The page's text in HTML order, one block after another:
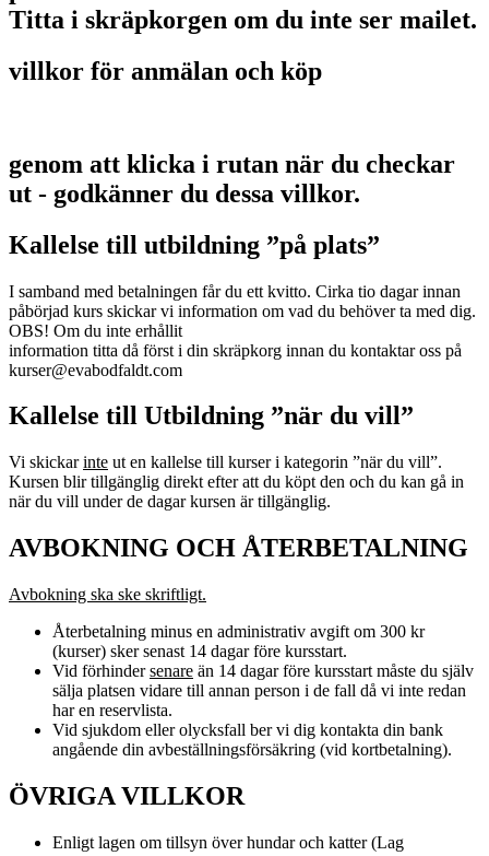
Titta i skräpkorgen om du inte ser mailet.
villkor för anmälan och köp
genom att klicka i rutan när du checkar
ut - godkänner du dessa villkor.
Kallelse till utbildning ”på plats”
I samband med betalningen får du ett kvitto. Cirka tio dagar innan
påbörjad kurs skickar vi information om vad du behöver ta med dig.
OBS! Om du inte erhållit
information titta då först i din skräpkorg innan du kontaktar oss på
kurser@evabodfaldt.com
Kallelse till Utbildning ”när du vill”
Vi skickarinte ut en kallelse till kurser i kategorin ”när du vill”.
Kursen blir tillgänglig direkt efter att du köpt den och du kan gå in
när du vill under de dagar kursen är tillgänglig.
AVBOKNING OCH ÅTERBETALNING
Avbokning ska ske skriftligt.
Återbetalning minus en administrativ avgift om 300 kr
(kurser) sker senast 14 dagar före kursstart.
Vid förhindersenare än 14 dagar före kursstart måste du själv
sälja platsen vidare till annan person i de fall då vi inte redan
har en reservlista.
Vid sjukdom eller olycksfall ber vi dig kontakta din bank
angående din avbeställningsförsäkring (vid kortbetalning).
ÖVRIGA VILLKOR
Enligt lagen om tillsyn över hundar och katter (Lag